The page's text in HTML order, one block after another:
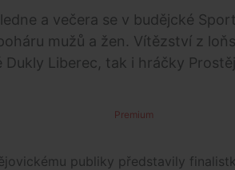
a večera se v budějcké
mužů a žen. Vítězství z
Dukly Liberec, tak i hráčky
Premium
publiky představily